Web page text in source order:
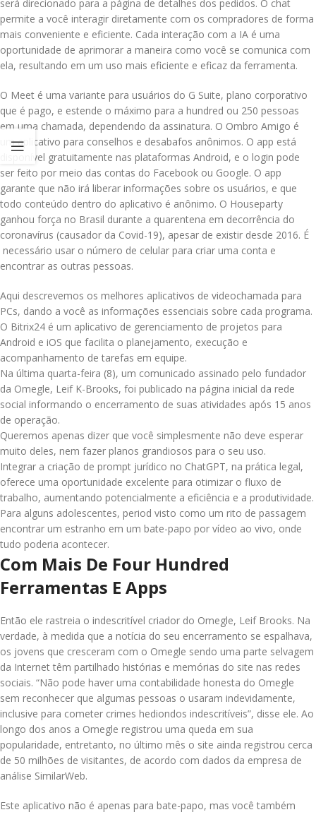
será direcionado para a página de detalhes dos pedidos. O chat
permite a você interagir diretamente com os compradores de forma
mais conveniente e eficiente. Cada interação com a IA é uma
oportunidade de aprimorar a maneira como você se comunica com
ela, resultando em um uso mais eficiente e eficaz da ferramenta.
O Meet é uma variante para usuários do G Suite, plano corporativo
que é pago, e estende o máximo para a hundred ou 250 pessoas
em uma chamada, dependendo da assinatura. O Ombro Amigo é
um aplicativo para conselhos e desabafos anônimos. O app está
disponível gratuitamente nas plataformas Android, e o login pode
ser feito por meio das contas do Facebook ou Google. O app
garante que não irá liberar informações sobre os usuários, e que
todo conteúdo dentro do aplicativo é anônimo. O Houseparty
ganhou força no Brasil durante a quarentena em decorrência do
coronavírus (causador da Covid-19), apesar de existir desde 2016. É
necessário usar o número de celular para criar uma conta e
encontrar as outras pessoas.
Aqui descrevemos os melhores aplicativos de videochamada para
PCs, dando a você as informações essenciais sobre cada programa.
O Bitrix24 é um aplicativo de gerenciamento de projetos para
Android e iOS que facilita o planejamento, execução e
acompanhamento de tarefas em equipe.
Na última quarta-feira (8), um comunicado assinado pelo fundador
da Omegle, Leif K-Brooks, foi publicado na página inicial da rede
social informando o encerramento de suas atividades após 15 anos
de operação.
Queremos apenas dizer que você simplesmente não deve esperar
muito deles, nem fazer planos grandiosos para o seu uso.
Integrar a criação de prompt jurídico no ChatGPT, na prática legal,
oferece uma oportunidade excelente para otimizar o fluxo de
trabalho, aumentando potencialmente a eficiência e a produtividade.
Para alguns adolescentes, period visto como um rito de passagem
encontrar um estranho em um bate-papo por vídeo ao vivo, onde
tudo poderia acontecer.
Com Mais De Four Hundred
Ferramentas E Apps
Então ele rastreia o indescritível criador do Omegle, Leif Brooks. Na
verdade, à medida que a notícia do seu encerramento se espalhava,
os jovens que cresceram com o Omegle sendo uma parte selvagem
da Internet têm partilhado histórias e memórias do site nas redes
sociais. “Não pode haver uma contabilidade honesta do Omegle
sem reconhecer que algumas pessoas o usaram indevidamente,
inclusive para cometer crimes hediondos indescritíveis”, disse ele. Ao
longo dos anos a Omegle registrou uma queda em sua
popularidade, entretanto, no último mês o site ainda registrou cerca
de 50 milhões de visitantes, de acordo com dados da empresa de
análise SimilarWeb.
Este aplicativo não é apenas para bate-papo, mas você também